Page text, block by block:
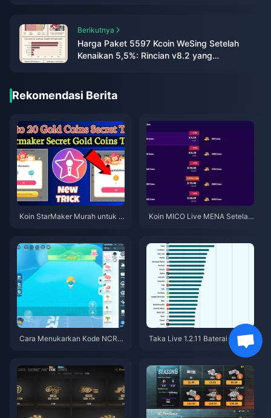
Berikutnya
Harga Paket 5597 Kcoin WeSing Setelah
Kenaikan 5,5%: Rincian v8.2 yang
Rekomendasi Berita
Koin StarMaker Murah untuk A
Koin MICO Live MENA Setelah
Cara Menukarkan Kode NCRC
Taka Live 1.2.11 Baterai Cepat
Boros Setelah Pembaruan Juli
2026? Penyebab dan Cara Me
ngatasinya